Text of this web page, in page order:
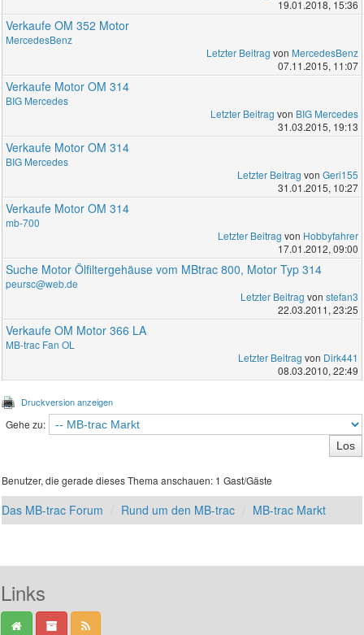
19.01.2018, 15:36
Verkaufe OM 352 Motor
MercedesBenz
Letzter Beitrag von MercedesBenz
07.11.2015, 11:07
Verkaufe Motor OM 314
BIG Mercedes
Letzter Beitrag von BIG Mercedes
31.03.2015, 19:13
Verkaufe Motor OM 314
BIG Mercedes
Letzter Beitrag von Geri155
31.01.2015, 10:27
Verkaufe Motor OM 314
mb-700
Letzter Beitrag von Hobbyfahrer
17.01.2012, 09:00
Suche Motor Ölfiltergehäuse vom MBtrac 800, Motor Typ 314
peursc@web.de
Letzter Beitrag von stefan3
22.03.2011, 23:25
Verkaufe OM Motor 366 LA
MB-trac Fan OL
Letzter Beitrag von Dirk441
08.03.2010, 22:49
Druckversion anzeigen
Gehe zu:
Benutzer, die gerade dieses Thema anschauen: 1 Gast/Gäste
Das MB-trac Forum Rund um den MB-trac MB-trac Markt
Links